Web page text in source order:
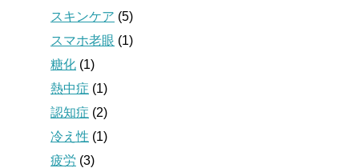
スキンケア (5)
スマホ老眼 (1)
糖化 (1)
熱中症 (1)
認知症 (2)
冷え性 (1)
疲労 (3)